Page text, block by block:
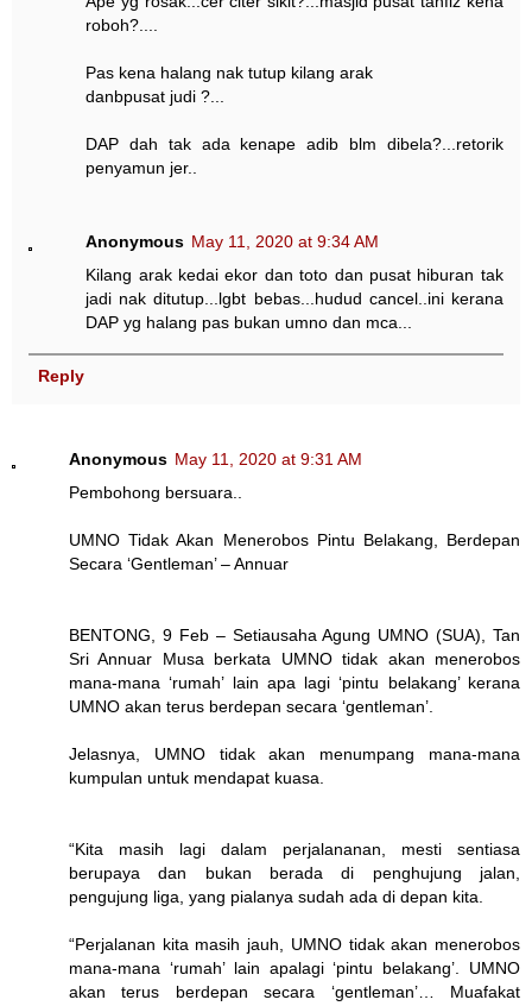
roboh?....
Pas kena halang nak tutup kilang arak
danbpusat judi ?...
DAP dah tak ada kenape adib blm dibela?...retorik
penyamun jer..
Anonymous May 11, 2020 at 9:34 AM
Kilang arak kedai ekor dan toto dan pusat hiburan tak
jadi nak ditutup...lgbt bebas...hudud cancel..ini kerana
DAP yg halang pas bukan umno dan mca...
Reply
Anonymous May 11, 2020 at 9:31 AM
Pembohong bersuara..
UMNO Tidak Akan Menerobos Pintu Belakang, Berdepan
Secara ‘Gentleman’ – Annuar
BENTONG, 9 Feb – Setiausaha Agung UMNO (SUA), Tan
Sri Annuar Musa berkata UMNO tidak akan menerobos
mana-mana ‘rumah’ lain apa lagi ‘pintu belakang’ kerana
UMNO akan terus berdepan secara ‘gentleman’.
Jelasnya, UMNO tidak akan menumpang mana-mana
kumpulan untuk mendapat kuasa.
“Kita masih lagi dalam perjalananan, mesti sentiasa
berupaya dan bukan berada di penghujung jalan,
pengujung liga, yang pialanya sudah ada di depan kita.
“Perjalanan kita masih jauh, UMNO tidak akan menerobos
mana-mana ‘rumah’ lain apalagi ‘pintu belakang’. UMNO
akan terus berdepan secara ‘gentleman’… Muafakat